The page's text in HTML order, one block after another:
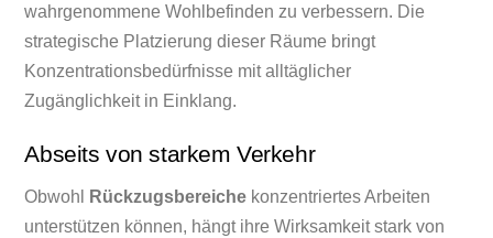
wahrgenommene Wohlbefinden zu verbessern. Die
strategische Platzierung dieser Räume bringt
Konzentrationsbedürfnisse mit alltäglicher
Zugänglichkeit in Einklang.
Abseits von starkem Verkehr
Obwohl Rückzugsbereiche konzentriertes Arbeiten
unterstützen können, hängt ihre Wirksamkeit stark von